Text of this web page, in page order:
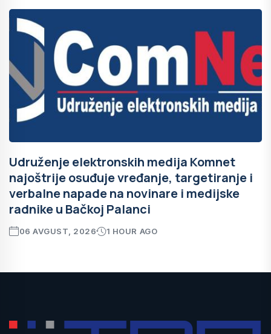
Udruženje elektronskih medija Komnet
najoštrije osuđuje vređanje, targetiranje i
verbalne napade na novinare i medijske
radnike u Bačkoj Palanci
06 AVGUST, 2026 1 HOUR AGO